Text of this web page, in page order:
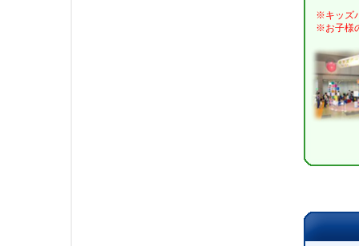
※キッズ
※お子様